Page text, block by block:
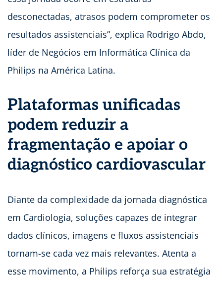
desconectadas, atrasos podem comprometer os
resultados assistenciais”, explica Rodrigo Abdo,
líder de Negócios em Informática Clínica da
Philips na América Latina.
Plataformas unificadas
podem reduzir a
fragmentação e apoiar o
diagnóstico cardiovascular
Diante da complexidade da jornada diagnóstica
em Cardiologia, soluções capazes de integrar
dados clínicos, imagens e fluxos assistenciais
tornam-se cada vez mais relevantes. Atenta a
esse movimento, a Philips reforça sua estratégia